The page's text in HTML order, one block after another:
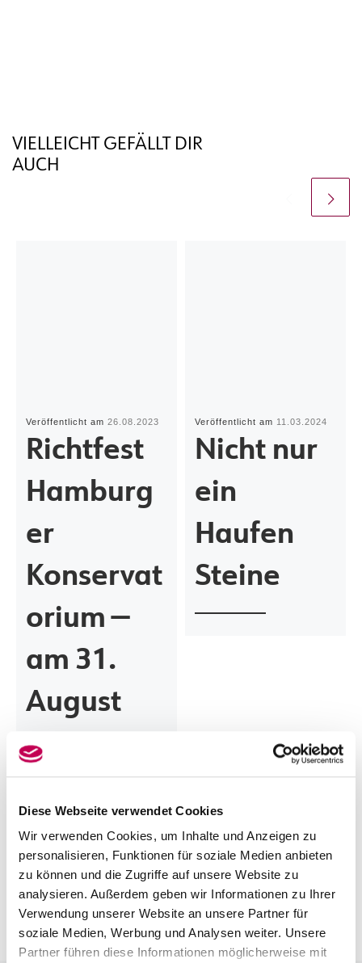
Diese Webseite verwendet Cookies
Wir verwenden Cookies, um Inhalte und Anzeigen zu
personalisieren, Funktionen für soziale Medien anbieten
zu können und die Zugriffe auf unsere Website zu
analysieren. Außerdem geben wir Informationen zu Ihrer
Verwendung unserer Website an unsere Partner für
soziale Medien, Werbung und Analysen weiter. Unsere
Partner führen diese Informationen möglicherweise mit
VIELLEICHT GEFÄLLT DIR
AUCH
Veröffentlicht am26.08.2023
Richtfest
Hamburg
er
Konservat
orium —
am 31.
August
2023,
Veröffentlicht am 11.03.2024
Nicht nur
ein
Haufen
Steine